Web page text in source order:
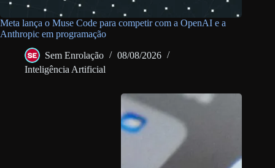
Meta lança o Muse Code para competir com a OpenAI e a
Anthropic em programação
Sem Enrolação
08/08/2026
Inteligência Artificial